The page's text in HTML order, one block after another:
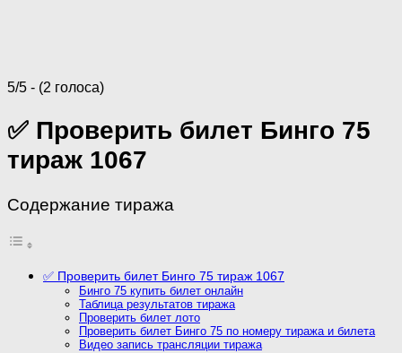
5/5 - (2 голоса)
✅ Проверить билет Бинго 75
тираж 1067
Содержание тиража
✅ Проверить билет Бинго 75 тираж 1067
Бинго 75 купить билет онлайн
Таблица результатов тиража
Проверить билет лото
Проверить билет Бинго 75 по номеру тиража и билета
Видео запись трансляции тиража